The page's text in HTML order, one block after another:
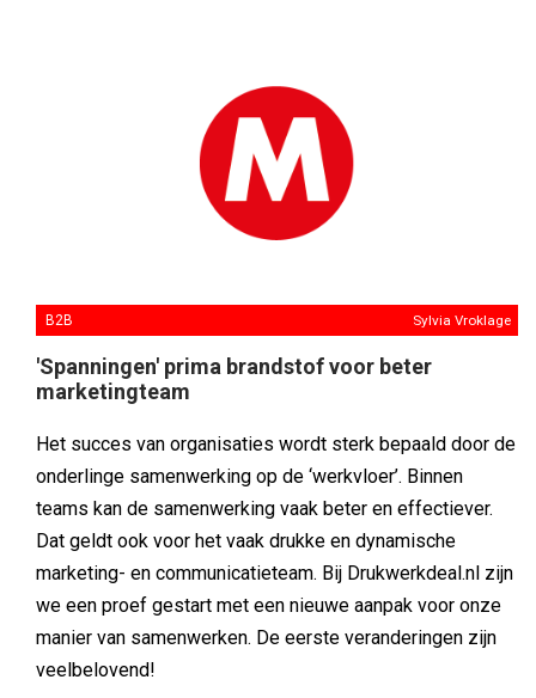
B2B Sylvia Vroklage
'Spanningen' prima brandstof voor beter
marketingteam
Het succes van organisaties wordt sterk bepaald door de
onderlinge samenwerking op de ‘werkvloer’. Binnen
teams kan de samenwerking vaak beter en effectiever.
Dat geldt ook voor het vaak drukke en dynamische
marketing- en communicatieteam. Bij Drukwerkdeal.nl zijn
we een proef gestart met een nieuwe aanpak voor onze
manier van samenwerken. De eerste veranderingen zijn
veelbelovend!